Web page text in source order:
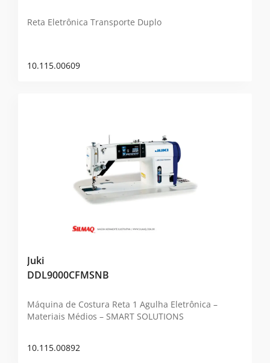
Reta Eletrônica Transporte Duplo
10.115.00609
Juki
DDL9000CFMSNB
Máquina de Costura Reta 1 Agulha Eletrônica –
Materiais Médios – SMART SOLUTIONS
10.115.00892